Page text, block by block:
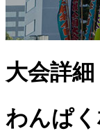
大会詳細
わんぱ